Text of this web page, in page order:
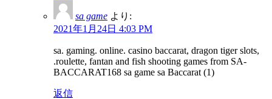
sa game より:
2021年1月24日 4:03 PM
sa. gaming. online. casino baccarat, dragon tiger slots,
.roulette, fantan and fish shooting games from SA-
BACCARAT168 sa game sa Baccarat (1)
返信